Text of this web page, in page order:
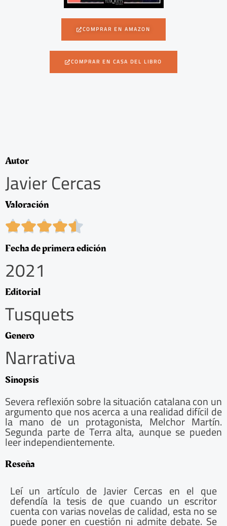
COMPRAR EN AMAZON
COMPRAR EN CASA DEL LIBRO
Autor
Javier Cercas
Valoración

5
/
Fecha de primera edición
2021
Editorial
Tusquets
Genero
Narrativa
Sinopsis
Severa reflexión sobre la situación catalana con un
argumento que nos acerca a una realidad difícil de
la mano de un protagonista, Melchor Martín.
Segunda parte de Terra alta, aunque se pueden
leer independientemente.
Reseña
Leí un artículo de Javier Cercas en el que
defendía la tesis de que cuando un escritor
cuenta con varias novelas de calidad, esta no se
puede poner en cuestión ni admite debate. Se